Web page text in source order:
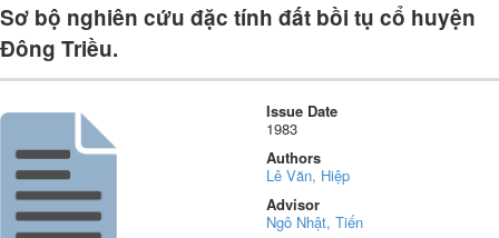
Sơ bộ nghiên cứu đặc tính đất bồi tụ cổ huyện
Đông Triều.
Issue Date
1983
Authors
Lê Văn, Hiệp
Advisor
Ngô Nhật, Tiến